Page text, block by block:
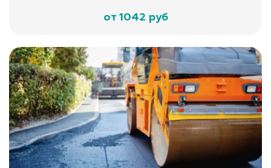
от 1042 руб